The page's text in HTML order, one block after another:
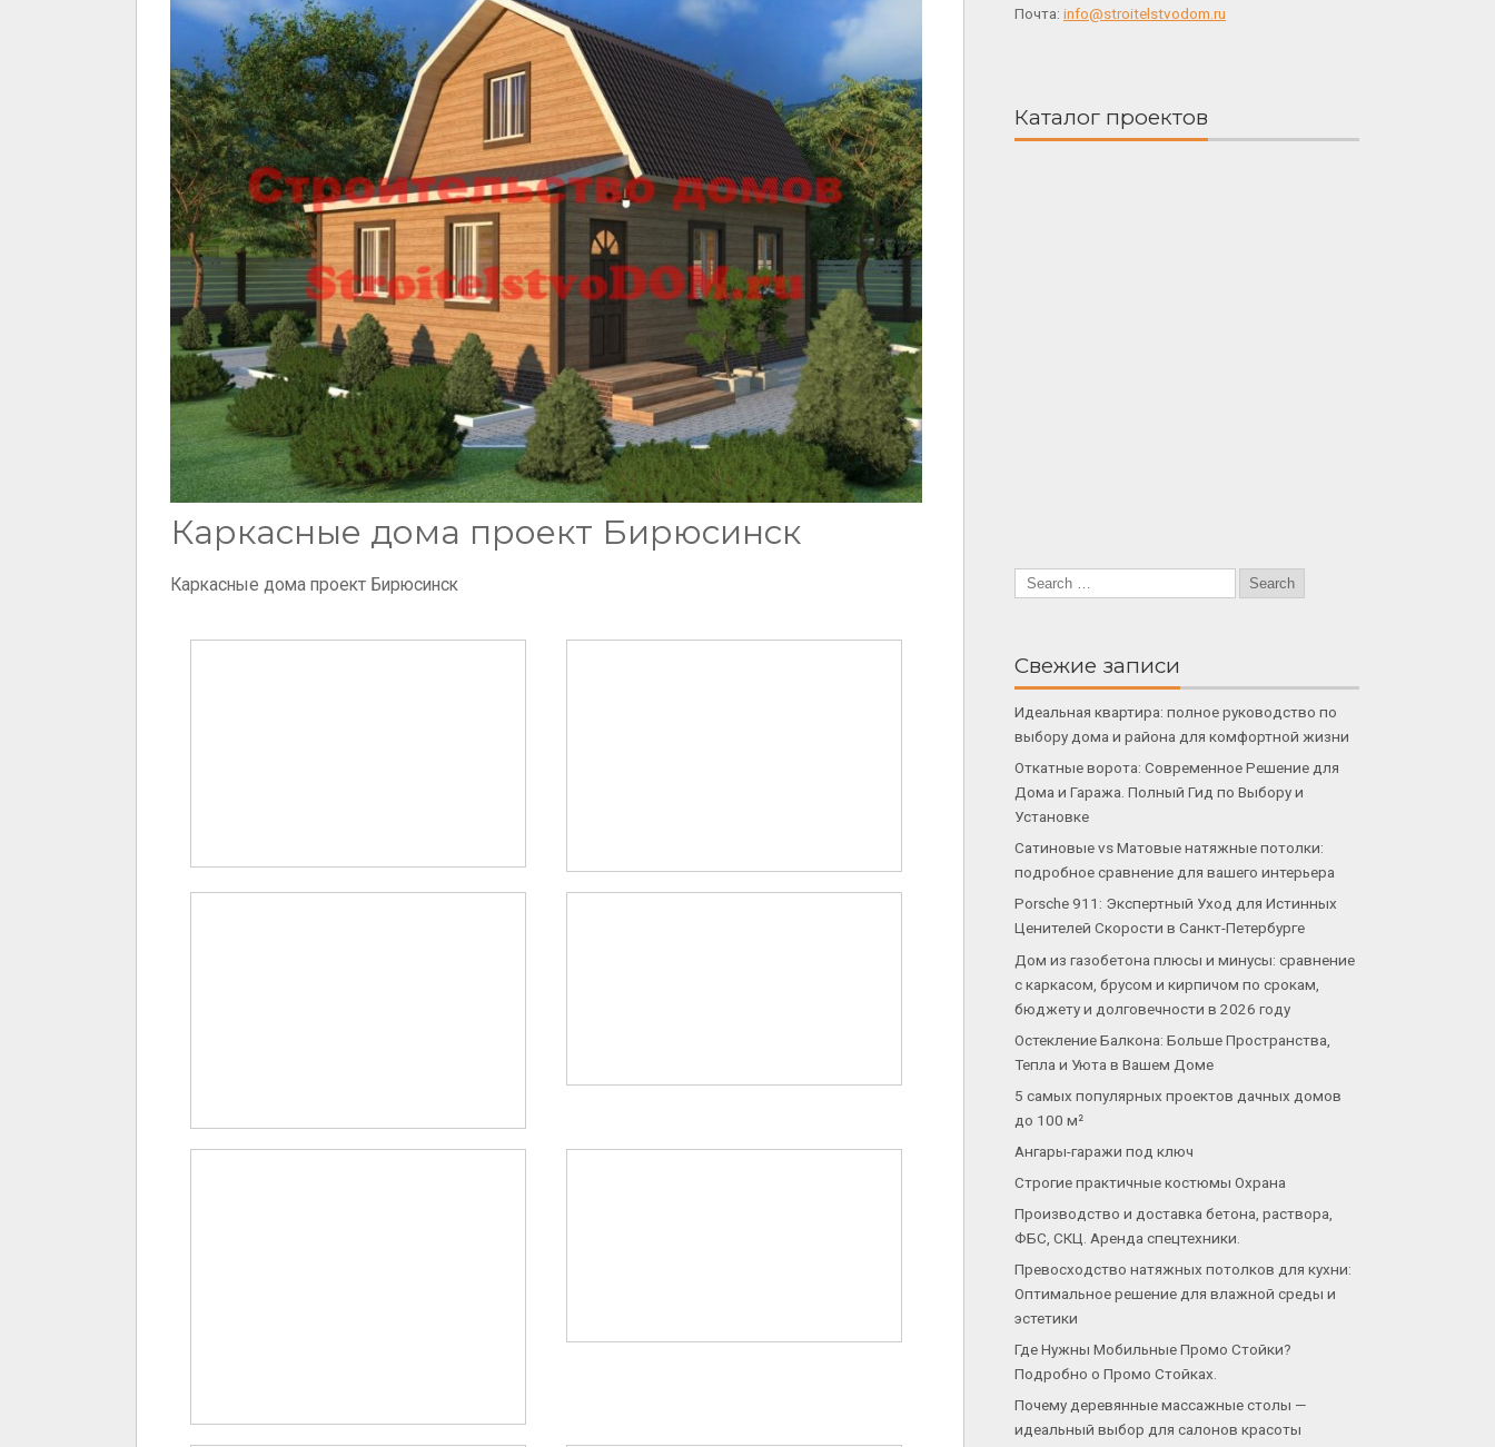
Каркасные дома проект Бирюсинск
Каркасные дома проект Бирюсинск
Почта: info@stroitelstvodom.ru
Каталог проектов
Свежие записи
Идеальная квартира: полное руководство по
выбору дома и района для комфортной жизни
Откатные ворота: Современное Решение для
Дома и Гаража. Полный Гид по Выбору и
Установке
Сатиновые vs Матовые натяжные потолки:
подробное сравнение для вашего интерьера
Porsche 911: Экспертный Уход для Истинных
Ценителей Скорости в Санкт-Петербурге
Дом из газобетона плюсы и минусы: сравнение
с каркасом, брусом и кирпичом по срокам,
бюджету и долговечности в 2026 году
Остекление Балкона: Больше Пространства,
Тепла и Уюта в Вашем Доме
5 самых популярных проектов дачных домов
до 100 м²
Ангары-гаражи под ключ
Строгие практичные костюмы Охрана
Производство и доставка бетона, раствора,
ФБС, СКЦ. Аренда спецтехники.
Превосходство натяжных потолков для кухни:
Оптимальное решение для влажной среды и
эстетики
Где Нужны Мобильные Промо Стойки?
Подробно о Промо Стойках.
Почему деревянные массажные столы —
идеальный выбор для салонов красоты